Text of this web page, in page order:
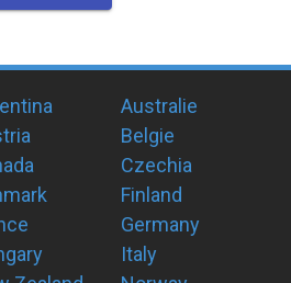
Australie
Belgie
Czechia
Finland
Germany
Italy